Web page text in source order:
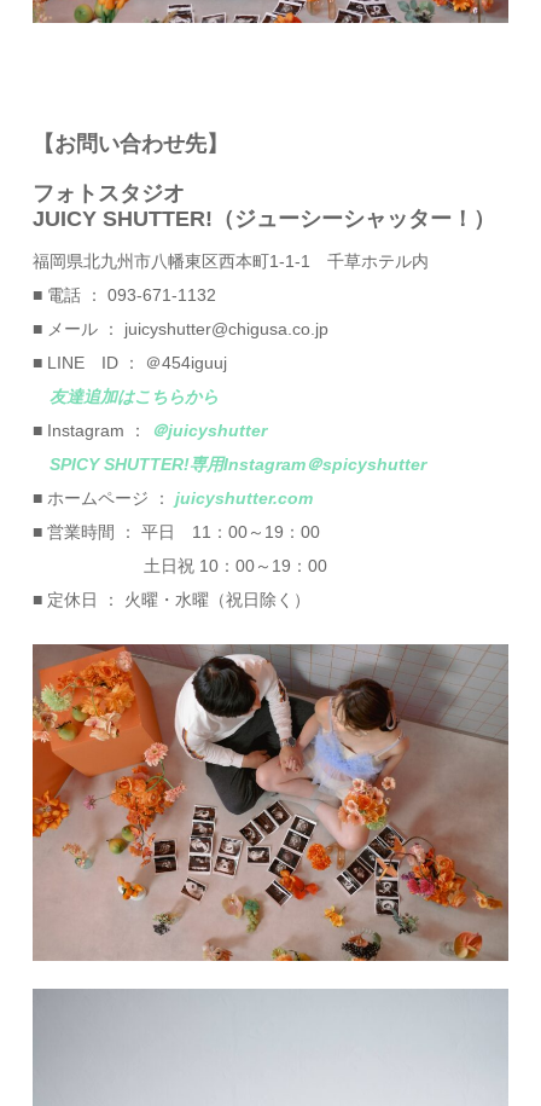
【お問い合わせ先】
フォトスタジオ
JUICY SHUTTER!（ジューシーシャッター！）
福岡県北九州市八幡東区西本町1-1-1 千草ホテル内
■ 電話 ： 093-671-1132
■ メール ： juicyshutter@chigusa.co.jp
■ LINE ID ： ＠454iguuj
友達追加はこちらから
■ Instagram ：
＠juicyshutter
SPICY SHUTTER!専用Instagram＠spicyshutter
■ ホームページ ：
juicyshutter.com
■ 営業時間 ： 平日 11：00～19：00
土日祝 10：00～19：00
■ 定休日 ： 火曜・水曜（祝日除く）